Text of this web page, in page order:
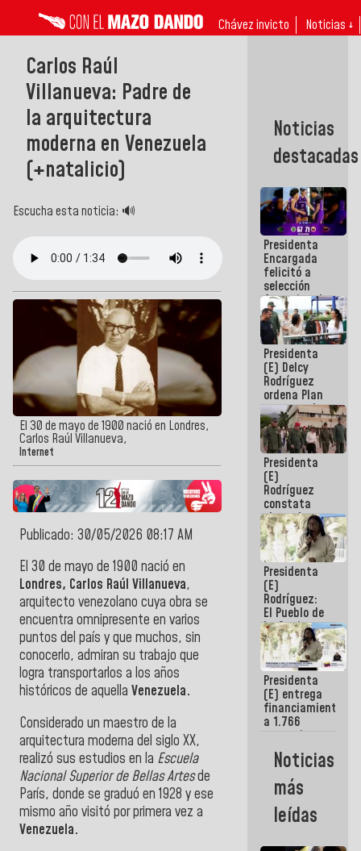
Chávez invicto Noticias ↓
Carlos Raúl
Villanueva: Padre de
la arquitectura
moderna en Venezuela
(+natalicio)
Escucha esta noticia: 🔊
El 30 de mayo de 1900 nació en Londres,
Carlos Raúl Villanueva,
Internet
Publicado: 30/05/2026 08:17 AM
El 30 de mayo de 1900 nació en
Londres, Carlos Raúl Villanueva,
arquitecto venezolano cuya obra se
encuentra omnipresente en varios
puntos del país y que muchos, sin
conocerlo, admiran su trabajo que
logra transportarlos a los años
históricos de aquella Venezuela.
Considerado un maestro de la
arquitectura moderna del siglo XX,
realizó sus estudios en la Escuela
Nacional Superior de Bellas Artesde
París, donde se graduó en 1928 y ese
mismo año visitó por primera vez a
Venezuela.
Noticias
destacadas
Presidenta
Encargada
felicitó a
selección
femenina de
baloncesto
por su
clasificación
a la
AmeriCup
2027
Presidenta
(E) Delcy
Rodríguez
ordena Plan
maestro de
desarrollo
logístico y
turístico
para La
Guaira
Presidenta
(E)
Rodríguez
constata
obras de
rehabilitación
de Escuela
Militar de
Mamo en La
Guaira
Presidenta
(E)
Rodríguez:
El Pueblo de
La Guaira
siempre
estará
acompañada
por el
Gobierno
Nacional
Presidenta
(E) entrega
financiamientos
a 1.766
comerciantes
emprendedores
afectados
por
terremotos
Noticias
más
leídas